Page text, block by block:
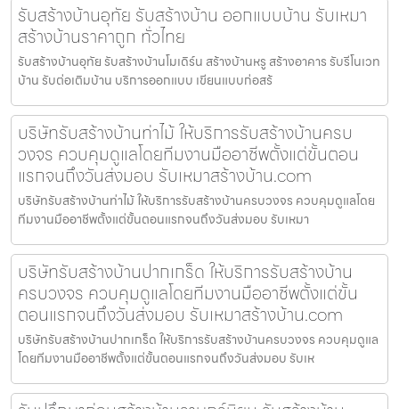
รับสร้างบ้านอุทัย รับสร้างบ้าน ออกแบบบ้าน รับเหมา
สร้างบ้านราคาถูก ทั่วไทย
รับสร้างบ้านอุทัย รับสร้างบ้านโมเดิร์น สร้างบ้านหรู สร้างอาคาร รับรีโนเวท
บ้าน รับต่อเติมบ้าน บริการออกแบบ เขียนแบบก่อสร้
บริษัทรับสร้างบ้านท่าไม้ ให้บริการรับสร้างบ้านครบ
วงจร ควบคุมดูแลโดยทีมงานมืออาชีพตั้งแต่ขั้นตอน
แรกจนถึงวันส่งมอบ รับเหมาสร้างบ้าน.com
บริษัทรับสร้างบ้านท่าไม้ ให้บริการรับสร้างบ้านครบวงจร ควบคุมดูแลโดย
ทีมงานมืออาชีพตั้งแต่ขั้นตอนแรกจนถึงวันส่งมอบ รับเหมา
บริษัทรับสร้างบ้านปากเกร็ด ให้บริการรับสร้างบ้าน
ครบวงจร ควบคุมดูแลโดยทีมงานมืออาชีพตั้งแต่ขั้น
ตอนแรกจนถึงวันส่งมอบ รับเหมาสร้างบ้าน.com
บริษัทรับสร้างบ้านปากเกร็ด ให้บริการรับสร้างบ้านครบวงจร ควบคุมดูแล
โดยทีมงานมืออาชีพตั้งแต่ขั้นตอนแรกจนถึงวันส่งมอบ รับเห